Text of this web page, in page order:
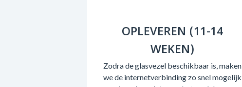
OPLEVEREN (11-14
WEKEN)
Zodra de glasvezel beschikbaar is, maken
we de internetverbinding zo snel mogelijk